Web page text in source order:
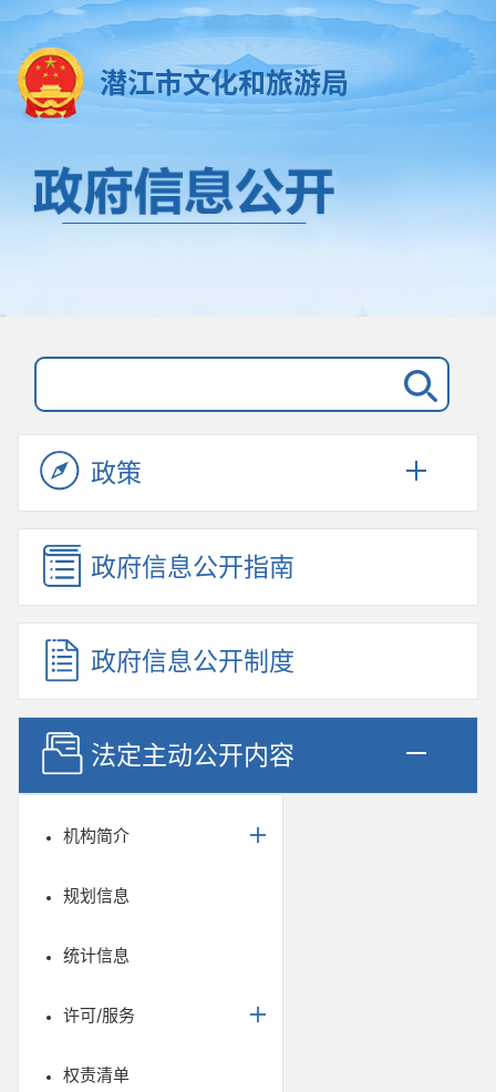
潜江市文化和旅游局
政策
政府信息公开指南
政府信息公开制度
法定主动公开内容
机构简介
规划信息
统计信息
许可/服务
权责清单